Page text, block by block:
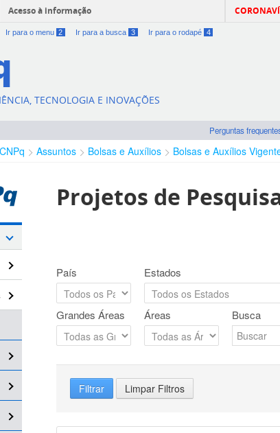
Acesso à informação
Ir para o menu 2 Ir para a busca 3 Ir para o rodapé 4
TECNOLOGIA E INOVAÇÕES
Perguntas
CNPq Assuntos Bolsas e Auxílios Bolsas e Auxílios
Projetos de
País Estados
Grandes Áreas Áreas Busca
Filtrar Limpar Filtros